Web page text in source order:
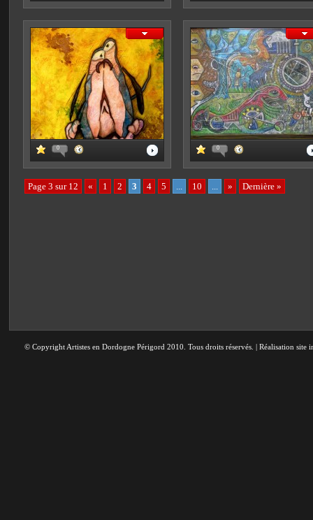
0 0
Page 3 sur 12 « 1 2 3 4 5 ... 10 ... » Dernière »
© Copyright Artistes en Dordogne Périgord 2010. Tous droits réservés. | Réalisation site